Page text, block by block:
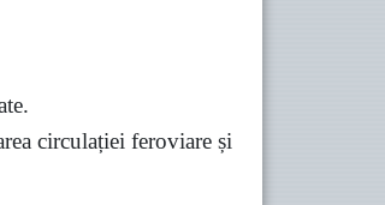
circulației feroviare și